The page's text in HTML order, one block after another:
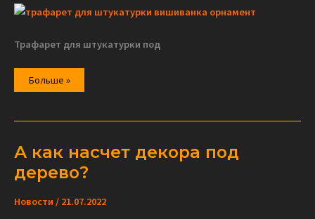
Трафарет для штукатурки под
Трафарет
Вышиванка
ваших
Больше »
А как насчет декора под
дерево?
Новости / 21.07.2022